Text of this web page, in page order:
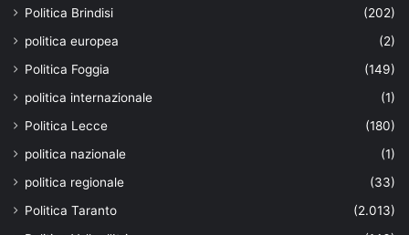
Politica Brindisi
(202)
politica europea
(2)
Politica Foggia
(149)
politica internazionale
(1)
Politica Lecce
(180)
politica nazionale
(1)
politica regionale
(33)
Politica Taranto
(2.013)